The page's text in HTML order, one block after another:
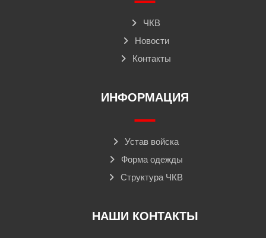
ЧКВ
Новости
Контакты
ИНФОРМАЦИЯ
Устав войска
Форма одежды
Структура ЧКВ
НАШИ КОНТАКТЫ